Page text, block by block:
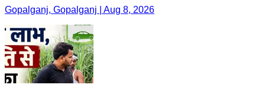
Gopalganj, Gopalganj | Aug 8, 2026